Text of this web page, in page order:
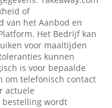
of
van het Aanbod en
Het Bedrijf kan
voor maaltijden
kunnen
is voor bepaalde
om telefonisch contact
actuele
wordt